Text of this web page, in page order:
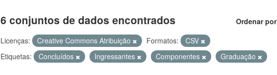
Ordenar por
6 conjuntos de dados encontrados
Licenças: Creative Commons Atribuição Formatos:
CSV
Etiquetas:
Concluídos Ingressantes Componentes Graduação